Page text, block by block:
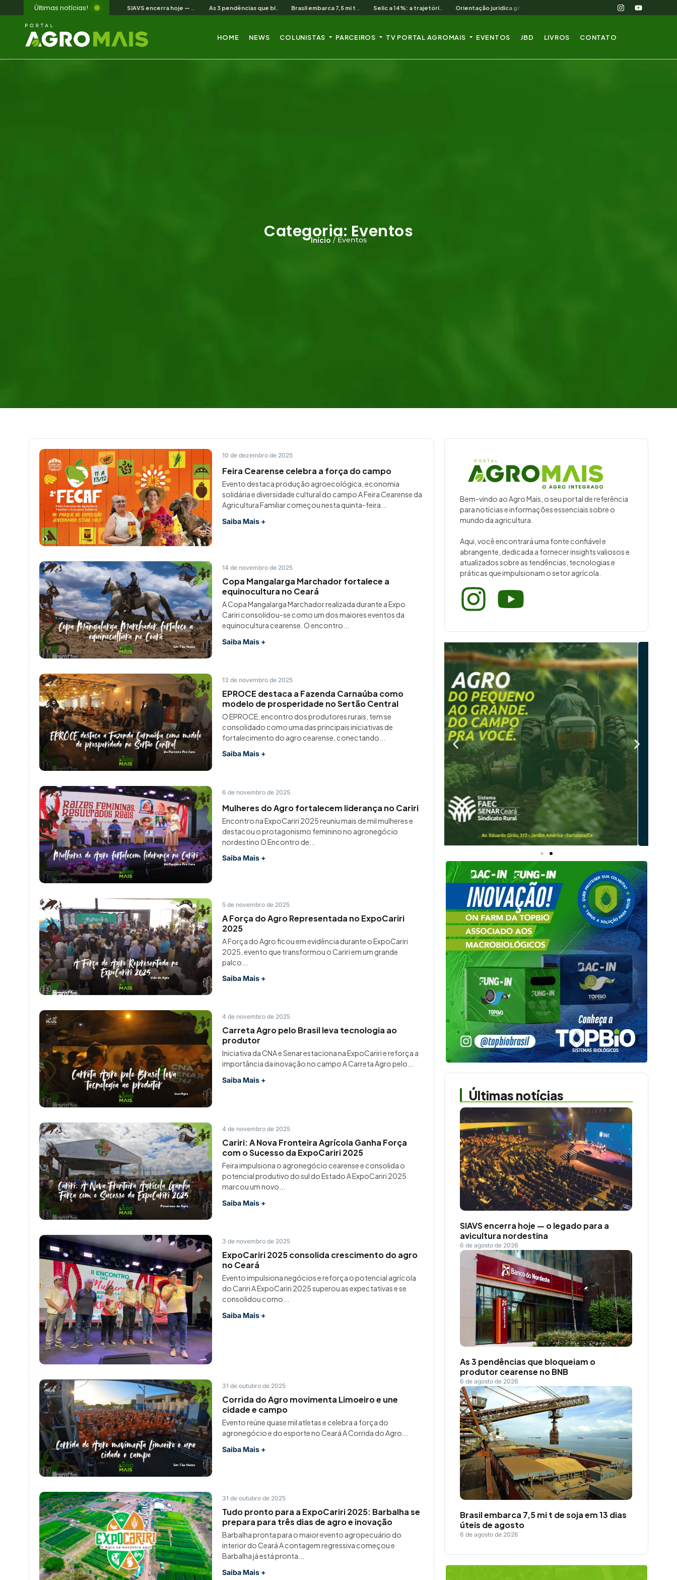
Últimas notícias!
HOME NEWS COLUNISTAS PARCEIROS TV PORTAL AGROMAIS EVENTOS JBD LIVROS CONTATO
Categoria: Eventos
Início / Eventos
10 de dezembro de 2025
Feira Cearense celebra a força do campo
Evento destaca produção agroecológica, economia
solidária e diversidade cultural do campo A Feira Cearense da
Agricultura Familiar começou nesta quinta-feira...
Saiba Mais +
14 de novembro de 2025
Copa Mangalarga Marchador fortalece a
equinocultura no Ceará
A Copa Mangalarga Marchador realizada durante a Expo
Cariri consolidou-se como um dos maiores eventos da
equinocultura cearense. O encontro...
Saiba Mais +
13 de novembro de 2025
EPROCE destaca a Fazenda Carnaúba como
modelo de prosperidade no Sertão Central
O EPROCE, encontro dos produtores rurais, tem se
consolidado como uma das principais iniciativas de
fortalecimento do agro cearense, conectando...
Saiba Mais +
6 de novembro de 2025
Mulheres do Agro fortalecem liderança no Cariri
Encontro na ExpoCariri 2025 reuniu mais de mil mulheres e
destacou o protagonismo feminino no agronegócio
nordestino O Encontro de...
Saiba Mais +
5 de novembro de 2025
A Força do Agro Representada no ExpoCariri
2025
A Força do Agro ficou em evidência durante o ExpoCariri
2025, evento que transformou o Cariri em um grande
palco...
Saiba Mais +
4 de novembro de 2025
Carreta Agro pelo Brasil leva tecnologia ao
produtor
Iniciativa da CNA e Senar estaciona na ExpoCariri e reforça a
importância da inovação no campo A Carreta Agro pelo...
Saiba Mais +
4 de novembro de 2025
Cariri: A Nova Fronteira Agrícola Ganha Força
com o Sucesso da ExpoCariri 2025
Feira impulsiona o agronegócio cearense e consolida o
potencial produtivo do sul do Estado A ExpoCariri 2025
marcou um novo...
Saiba Mais +
3 de novembro de 2025
ExpoCariri 2025 consolida crescimento do agro
no Ceará
Evento impulsiona negócios e reforça o potencial agrícola
do Cariri A ExpoCariri 2025 superou as expectativas e se
consolidou como...
Saiba Mais +
31 de outubro de 2025
Corrida do Agro movimenta Limoeiro e une
cidade e campo
Evento reúne quase mil atletas e celebra a força do
agronegócio e do esporte no Ceará A Corrida do Agro...
Saiba Mais +
31 de outubro de 2025
Tudo pronto para a ExpoCariri 2025: Barbalha se
prepara para três dias de agro e inovação
Barbalha pronta para o maior evento agropecuário do
interior do Ceará A contagem regressiva começou e
Barbalha já está pronta...
Saiba Mais +
Bem-vindo ao Agro Mais, o seu portal de referência
para notícias e informações essenciais sobre o
mundo da agricultura.
Aqui, você encontrará uma fonte confiável e
abrangente, dedicada a fornecer insights valiosos e
atualizados sobre as tendências, tecnologias e
práticas que impulsionam o setor agrícola.
Últimas notícias
SIAVS encerra hoje — o legado para a
avicultura nordestina
6 de agosto de 2026
As 3 pendências que bloqueiam o
produtor cearense no BNB
6 de agosto de 2026
Brasil embarca 7,5 mi t de soja em 13 dias
úteis de agosto
6 de agosto de 2026